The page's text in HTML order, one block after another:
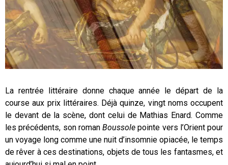
La rentrée littéraire donne chaque année le départ de la
course aux prix littéraires. Déjà quinze, vingt noms occupent
le devant de la scène, dont celui de Mathias Enard. Comme
les précédents, son roman Boussole pointe vers l’Orient pour
un voyage long comme une nuit d’insomnie opiacée, le temps
de rêver à ces destinations, objets de tous les fantasmes, et